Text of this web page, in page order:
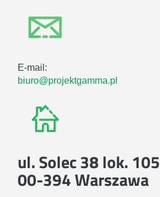
E-mail:
biuro@projektgamma.pl
ul. Solec 38 lok. 105
00-394 Warszawa